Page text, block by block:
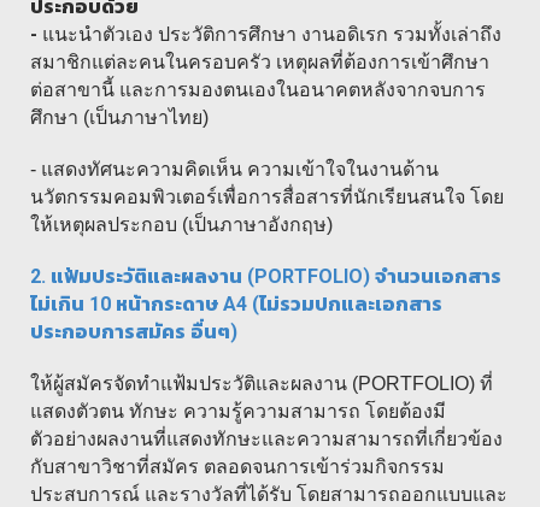
ประกอบด้วย
- แนะนำตัวเอง ประวัติการศึกษา งานอดิเรก รวมทั้งเล่าถึง
สมาชิกแต่ละคนในครอบครัว เหตุผลที่ต้องการเข้าศึกษา
ต่อสาขานี้ และการมองตนเองในอนาคตหลังจากจบการ
ศึกษา (เป็นภาษาไทย)
- แสดงทัศนะความคิดเห็น ความเข้าใจในงานด้าน
นวัตกรรมคอมพิวเตอร์เพื่อการสื่อสารที่นักเรียนสนใจ โดย
ให้เหตุผลประกอบ (เป็นภาษาอังกฤษ)
2. แฟ้มประวัติและผลงาน (PORTFOLIO) จำนวนเอกสาร
ไม่เกิน 10 หน้ากระดาษ A4 (ไม่รวมปกและเอกสาร
ประกอบการสมัคร อื่นๆ)
ให้ผู้สมัครจัดทำแฟ้มประวัติและผลงาน (PORTFOLIO) ที่
แสดงตัวตน ทักษะ ความรู้ความสามารถ โดยต้องมี
ตัวอย่างผลงานที่แสดงทักษะและความสามารถที่เกี่ยวข้อง
กับสาขาวิชาที่สมัคร ตลอดจนการเข้าร่วมกิจกรรม
ประสบการณ์ และรางวัลที่ได้รับ โดยสามารถออกแบบและ